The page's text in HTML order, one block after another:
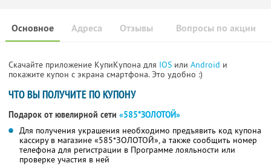
Основное Отзывы Вопросы по акции
Адреса
Скачайте приложение КупиКупона для IOS или Android и
покажите купон с экрана смартфона. Это удобно :)
ЧТО ВЫ ПОЛУЧИТЕ ПО КУПОНУ
Подарок от ювелирной сети «585*ЗОЛОТОЙ»
Для получения украшения необходимо предъявить код купона
кассиру в магазине «585*ЗОЛОТОЙ», а также сообщить номер
телефона для регистрации в Программе лояльности или
проверке участия в ней